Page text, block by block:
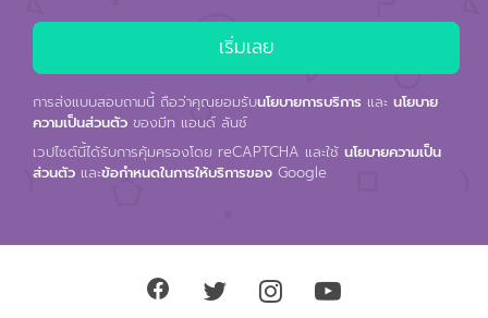
การส่งแบบสอบถามนี้ ถือว่าคุณยอมรับนโยบายการบริการ และ นโยบาย
ความเป็นส่วนตัว ของมีท แอนด์ ลันช์
เวปไซต์นี้ได้รับการคุ้มครองโดย reCAPTCHA และใช้ นโยบายความเป็น
ส่วนตัว และข้อกำหนดในการให้บริการของ Google